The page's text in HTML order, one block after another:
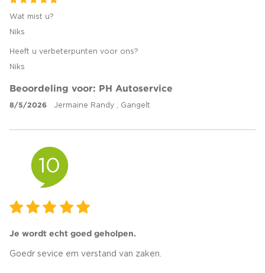
Wat mist u?
Niks
Heeft u verbeterpunten voor ons?
Niks
Beoordeling voor: PH Autoservice
8/5/2026 Jermaine Randy , Gangelt
10
Je wordt echt goed geholpen.
Goedr sevice em verstand van zaken.